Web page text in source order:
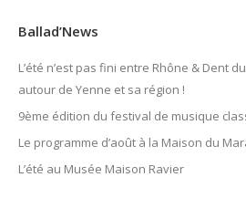
Ballad’News
L’été n’est pas fini entre Rhône & Dent
autour de Yenne et sa région !
9ème édition du festival de musique
Le programme d’août à la Maison du
L’été au Musée Maison Ravier